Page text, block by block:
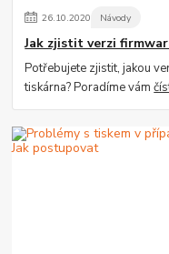
26.10.2020 Návody
Jak zjistit verzi
Potřebujete zjistit, jakou
tiskárna? Poradíme vám